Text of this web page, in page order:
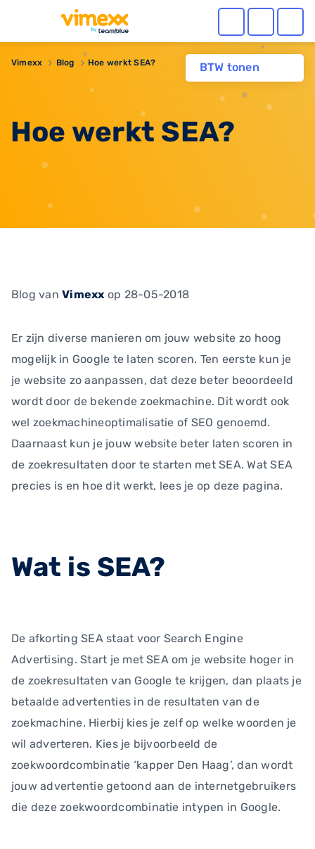
BTW tonen
Vimexx Blog Hoe werkt SEA?
Hoe werkt SEA?
Blog vanVimexx op 28-05-2018
Er zijn diverse manieren om jouw website zo hoog
mogelijk in Google te laten scoren. Ten eerste kun je
je website zo aanpassen, dat deze beter beoordeeld
wordt door de bekende zoekmachine. Dit wordt ook
wel zoekmachineoptimalisatie of SEO genoemd.
Daarnaast kun je jouw website beter laten scoren in
de zoekresultaten door te starten met SEA. Wat SEA
precies is en hoe dit werkt, lees je op deze pagina.
Wat is SEA?
De afkorting SEA staat voor Search Engine
Advertising. Start je met SEA om je website hoger in
de zoekresultaten van Google te krijgen, dan plaats je
betaalde advertenties in de resultaten van de
zoekmachine. Hierbij kies je zelf op welke woorden je
wil adverteren. Kies je bijvoorbeeld de
zoekwoordcombinatie ‘kapper Den Haag’, dan wordt
jouw advertentie getoond aan de internetgebruikers
die deze zoekwoordcombinatie intypen in Google.